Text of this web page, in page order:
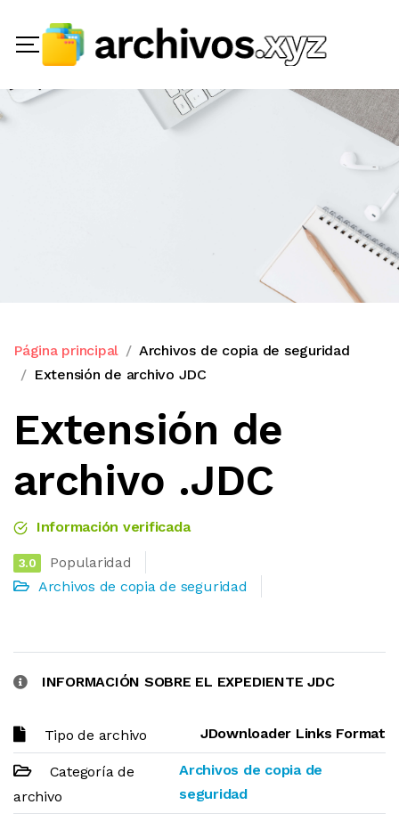
Página principal
Archivos de copia de seguridad
Extensión de archivo JDC
Extensión de
archivo .JDC
Información verificada
3.0
Popularidad
Archivos de copia de seguridad
INFORMACIÓN SOBRE EL EXPEDIENTE JDC
Tipo de archivo JDownloader Links Format
Categoría de
archivo
Archivos de copia de
seguridad